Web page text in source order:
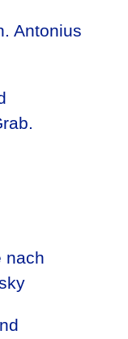
Antonius
nach